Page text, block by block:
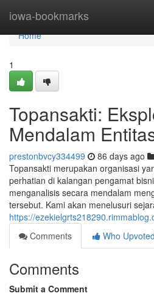
iowa-bookmarks
Home
Home
1
Topansakti:
Mendalam
prestonbvcy334499 86 days ago
Topansakti merupakan organisasi
perhatian di kalangan pengamat
menganalisis secara mendalam
tersebut. Kami akan menelusuri
https://
Comments
Who Upvoted
Comments
Submit a Comment